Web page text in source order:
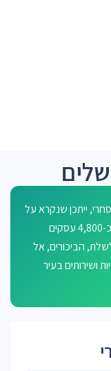
ייתכן שנקרא על
שם מילה ערבית או תואר מקומי. בסביבה יש כ-4,800 עסקים
הביכורים, אל
ושירותים בעיר